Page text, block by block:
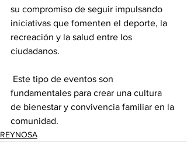
su compromiso de seguir impulsando
iniciativas que fomenten el deporte, la
recreación y la salud entre los
ciudadanos.
fundamentales para crear una cultura
de bienestar y convivencia familiar en la
comunidad.
REYNOSA